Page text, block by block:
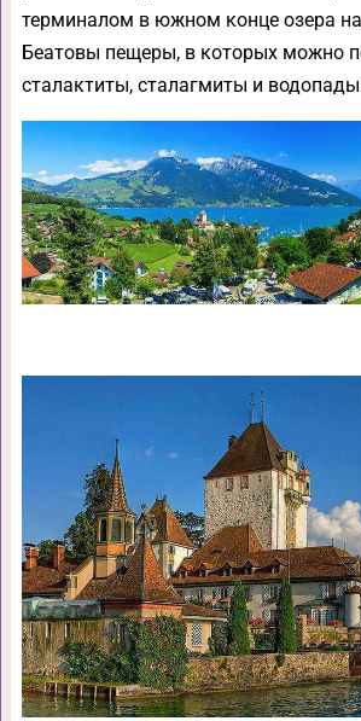
терминалом в южном конце озера
Беатовы пещеры, в которых можно
сталактиты, сталагмиты и